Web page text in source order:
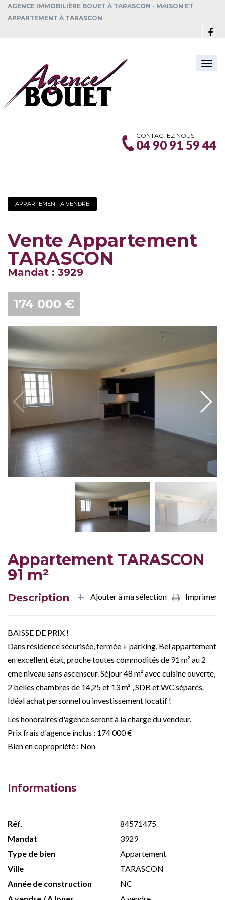
AGENCE IMMOBILIÈRE BOUET À TARASCON - MAISON ET
APPARTEMENT À TARASCON
CONTACTEZ NOUS
04 90 91 59 44
APPARTEMENT A VENDRE
Vente Appartement
TARASCON
Mandat : 3929
174 000 €
Appartement TARASCON
91 m²
Description Imprimer
Ajouter à ma sélection
BAISSE DE PRIX !
Dans résidence sécurisée, fermée + parking, Bel appartement
en excellent état, proche toutes commodités de 91 m² au 2
eme niveau sans ascenseur. Séjour 48 m² avec cuisine ouverte,
2 belles chambres de 14,25 et 13 m² , SDB et WC séparés.
Idéal achat personnel ou investissement locatif !
Les honoraires d'agence seront à la charge du vendeur.
Prix frais d'agence inclus : 174 000 €
Bien en copropriété : Non
Informations
Réf.
84571475
Mandat
3929
Type de bien
Appartement
Ville
TARASCON
Année de construction
NC